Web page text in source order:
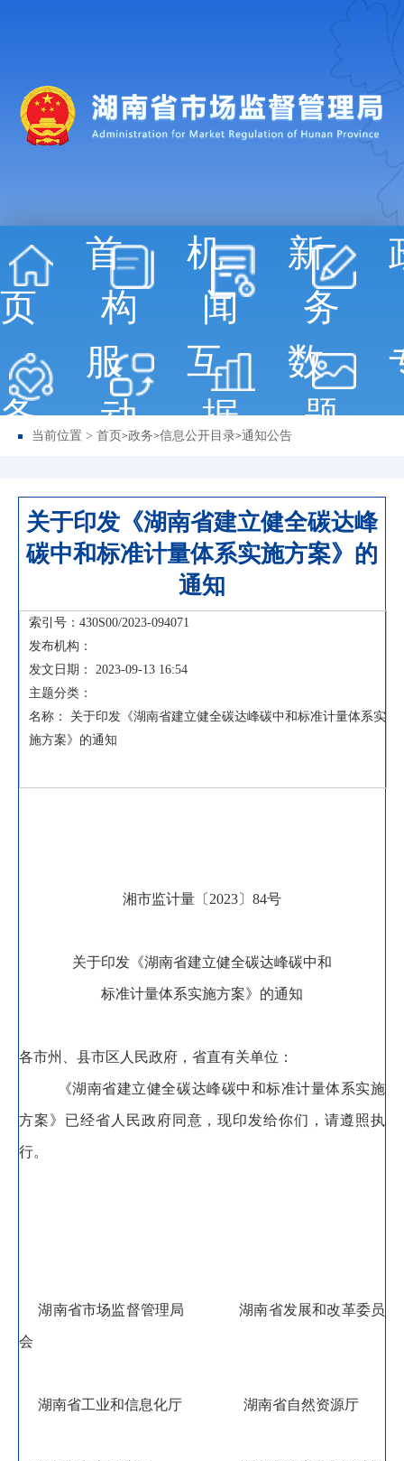
首
页
机
构
新
闻
务
服
务
互
动
数
据
题
当前位置 > 首页 >政务>信息公开目录>通知公告
关于印发《湖南省建立健全碳达峰
碳中和标准计量体系实施方案》的
通知
索引号：430S00/2023-094071
发布机构：
发文日期： 2023-09-13 16:54
主题分类：
名称： 关于印发《湖南省建立健全碳达峰碳中和标准计量体系实
施方案》的通知
湘市监计量〔 2023〕 84号
关于印发《湖南省建立健全碳达峰碳中和
标准计量体系实施方案》的通知
各市州、县市区人民政府 ， 省直有关单位 ：
《湖南省建立健全碳达峰碳中和标准计量体系实施
方案》已经省人民政府同意 ，现印发给你们，请遵照执
行。
湖南省市场监督管理局 湖南省发展和改革委员
会
湖南省工业和信息化厅 湖南省自然资源厅